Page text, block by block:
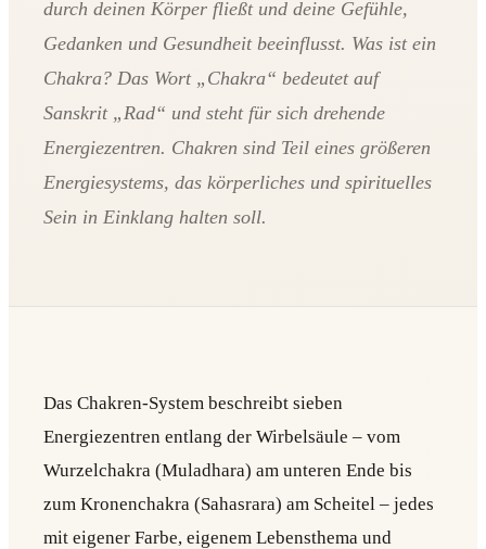
durch deinen Körper fließt und deine Gefühle,
Gedanken und Gesundheit beeinflusst. Was ist ein
Chakra? Das Wort „Chakra“ bedeutet auf
Sanskrit „Rad“ und steht für sich drehende
Energiezentren. Chakren sind Teil eines größeren
Energiesystems, das körperliches und spirituelles
Sein in Einklang halten soll.
Das Chakren-System beschreibt sieben
Energiezentren entlang der Wirbelsäule – vom
Wurzelchakra (Muladhara) am unteren Ende bis
zum Kronenchakra (Sahasrara) am Scheitel – jedes
mit eigener Farbe, eigenem Lebensthema und